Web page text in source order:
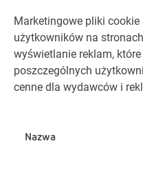
Marketingowe pliki
użytkowników na
wyświetlanie reklam,
poszczególnych
cenne dla wydawców i
Nazwa